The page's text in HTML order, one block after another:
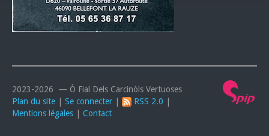
2023-2026 — Ò Fial Dels Carcinòls Vertuoses
Plan du site | Se connecter | RSS 2.0 |
Mentions légales | Contact